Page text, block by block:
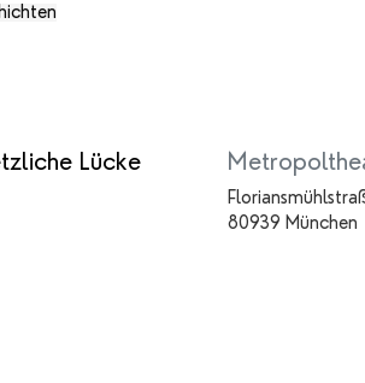
Lücke
80939 München